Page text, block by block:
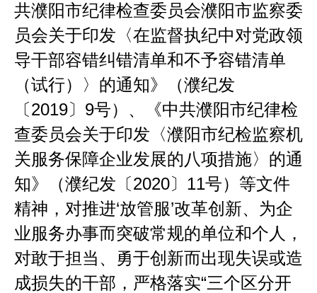
共濮阳市纪律检查委员会濮阳市监察委
员会关于印发〈在监督执纪中对党政领
导干部容错纠错清单和不予容错清单
（试行）
〉 的通知》（濮纪发
〔2019〕 9号）、《中共濮阳市纪律检
查委员会关于印发〈濮阳市纪检监察机
关服务保障企业发展的八项措施〉的通
知》（濮纪发〔2020〕 11号）等文件
精神，对推进‘放管服’改革创新、为企
业服务办事而突破常规的单位和个人，
对敢于担当、勇于创新而出现失误或造
成损失的干部，严格落实“三个区分开